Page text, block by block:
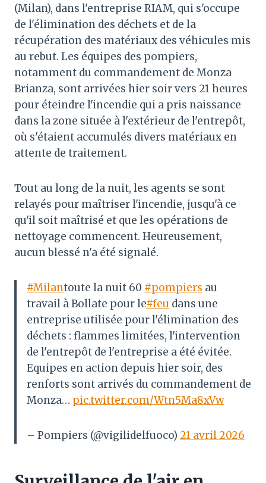
(Milan), dans l'entreprise RIAM, qui s'occupe
de l'élimination des déchets et de la
récupération des matériaux des véhicules mis
au rebut. Les équipes des pompiers,
notamment du commandement de Monza
Brianza, sont arrivées hier soir vers 21 heures
pour éteindre l'incendie qui a pris naissance
dans la zone située à l'extérieur de l'entrepôt,
où s'étaient accumulés divers matériaux en
attente de traitement.
Tout au long de la nuit, les agents se sont
relayés pour maîtriser l'incendie, jusqu'à ce
qu'il soit maîtrisé et que les opérations de
nettoyage commencent. Heureusement,
aucun blessé n'a été signalé.
#Milantoute la nuit 60 #pompiers au
travail à Bollate pour le#feu dans une
entreprise utilisée pour l'élimination des
déchets : flammes limitées, l'intervention
de l'entrepôt de l'entreprise a été évitée.
Equipes en action depuis hier soir, des
renforts sont arrivés du commandement de
Monza… pic.twitter.com/Wtn5Ma8xVw
– Pompiers (@vigilidelfuoco) 21 avril 2026